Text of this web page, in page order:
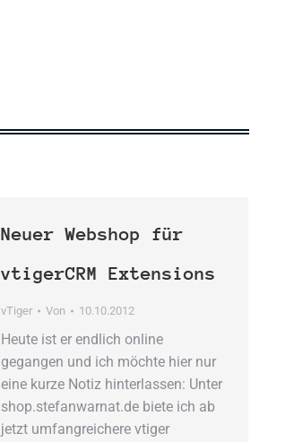
Neuer Webshop für
vtigerCRM Extensions
vTiger Von 10.10.2012
Heute ist er endlich online
gegangen und ich möchte hier nur
eine kurze Notiz hinterlassen: Unter
shop.stefanwarnat.de biete ich ab
jetzt umfangreichere vtiger